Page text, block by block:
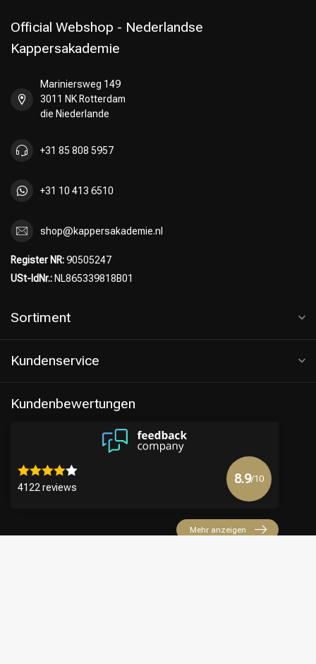
Official Webshop - Nederlandse
Kappersakademie
Mariniersweg 149
3011 NK Rotterdam
die Niederlande
+31 85 808 5957
+31 10 413 6510
shop@kappersakademie.nl
Register NR:90505247
USt-IdNr.: NL865339818B01
Sortiment
Kundenservice
Kundenbewertungen
4122 reviews
8.9/10
Mehr anzeigen